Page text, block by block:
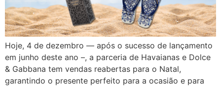
Hoje, 4 de dezembro — após o sucesso de lançamento
em junho deste ano –, a parceria de Havaianas e Dolce
& Gabbana tem vendas reabertas para o Natal,
garantindo o presente perfeito para a ocasião e para